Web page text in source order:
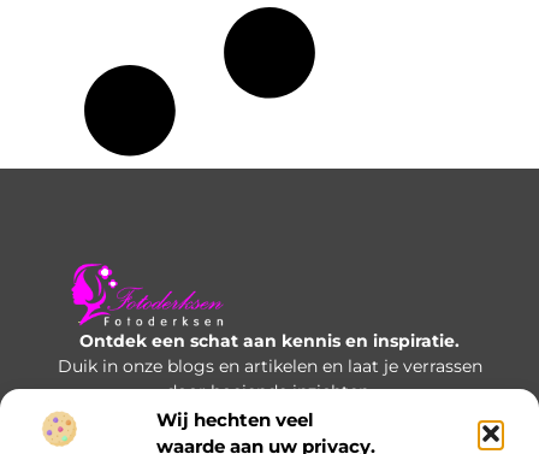
Wij hechten veel
waarde aan uw privacy.
Ontdek een schat aan kennis en inspiratie.
Duik in onze blogs en artikelen en laat je verrassen
door boeiende inzichten.
Bericht categorie